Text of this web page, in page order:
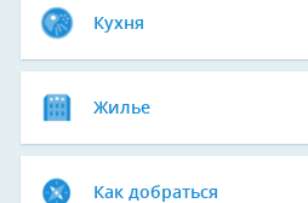
Кухня
Жилье
Как добраться